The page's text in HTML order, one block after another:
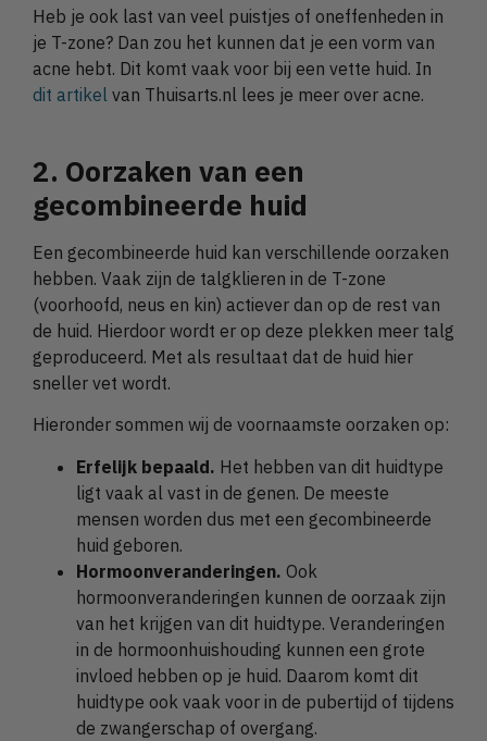
Heb je ook last van veel puistjes of oneffenheden in
je T-zone? Dan zou het kunnen dat je een vorm van
acne hebt. Dit komt vaak voor bij een vette huid. In
dit artikel van Thuisarts.nl lees je meer over acne.
2. Oorzaken van een
gecombineerde huid
Een gecombineerde huid kan verschillende oorzaken
hebben. Vaak zijn de talgklieren in de T-zone
(voorhoofd, neus en kin) actiever dan op de rest van
de huid. Hierdoor wordt er op deze plekken meer talg
geproduceerd. Met als resultaat dat de huid hier
sneller vet wordt.
Hieronder sommen wij de voornaamste oorzaken op:
Erfelijk bepaald. Het hebben van dit huidtype
ligt vaak al vast in de genen. De meeste
mensen worden dus met een gecombineerde
huid geboren.
Hormoonveranderingen. Ook
hormoonveranderingen kunnen de oorzaak zijn
van het krijgen van dit huidtype. Veranderingen
in de hormoonhuishouding kunnen een grote
invloed hebben op je huid. Daarom komt dit
huidtype ook vaak voor in de pubertijd of tijdens
de zwangerschap of overgang.